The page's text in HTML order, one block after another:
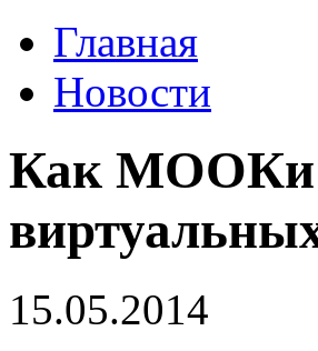
Главная
Новости
Как МООКи
15.05.2014